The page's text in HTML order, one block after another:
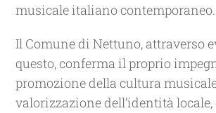
musicale italiano contemporaneo.
Il Comune di Nettuno, attraverso
questo, conferma il proprio
promozione della cultura
valorizzazione dell’identità